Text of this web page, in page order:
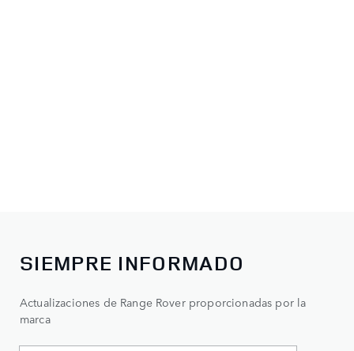
SIEMPRE INFORMADO
Actualizaciones de Range Rover proporcionadas por la
marca